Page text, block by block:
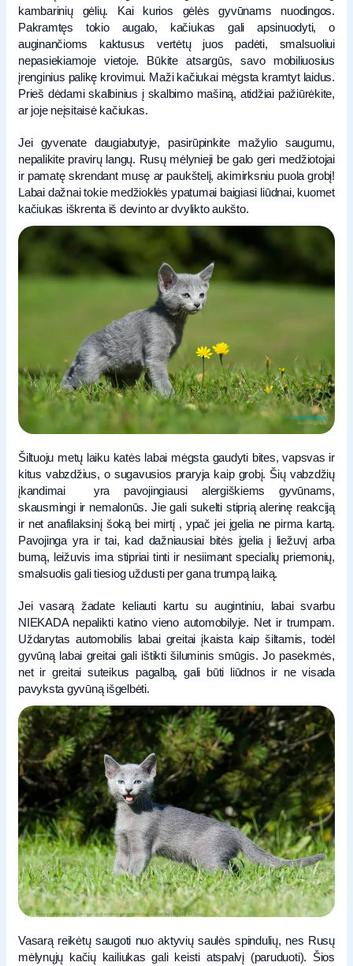
kambarinių gėlių. Kai kurios gėlės gyvūnams nuodingos.
Pakramtęs tokio augalo, kačiukas gali apsinuodyti, o
auginančioms kaktusus vertėtų juos padėti, smalsuoliui
nepasiekiamoje vietoje. Būkite atsargūs, savo mobiliuosius
įrenginius palikę krovimui. Maži kačiukai mėgsta kramtyt laidus.
Prieš dėdami skalbinius į skalbimo mašiną, atidžiai pažiūrėkite,
ar joje neįsitaisė kačiukas.
Jei gyvenate daugiabutyje, pasirūpinkite mažylio saugumu,
nepalikite pravirų langų. Rusų mėlynieji be galo geri medžiotojai
ir pamatę skrendant musę ar paukštelį, akimirksniu puola grobį!
Labai dažnai tokie medžioklės ypatumai baigiasi liūdnai, kuomet
kačiukas iškrenta iš devinto ar dvylikto aukšto.
Šiltuoju metų laiku katės labai mėgsta gaudyti bites, vapsvas ir
kitus vabzdžius, o sugavusios praryja kaip grobį. Šių vabzdžių
įkandimai yra pavojingiausi alergiškiems gyvūnams,
skausmingi ir nemalonūs. Jie gali sukelti stiprią alerinę reakciją
ir net anafilaksinį šoką bei mirtį , ypač jei įgelia ne pirma kartą.
Pavojinga yra ir tai, kad dažniausiai bitės įgelia į liežuvį arba
burną, leižuvis ima stipriai tinti ir nesiimant specialių priemonių,
smalsuolis gali tiesiog uždusti per gana trumpą laiką.
Jei vasarą žadate keliauti kartu su augintiniu, labai svarbu
NIEKADA nepalikti katino vieno automobilyje. Net ir trumpam.
Uždarytas automobilis labai greitai įkaista kaip šiltamis, todėl
gyvūną labai greitai gali ištikti šiluminis smūgis. Jo pasekmės,
net ir greitai suteikus pagalbą, gali būti liūdnos ir ne visada
pavyksta gyvūną išgelbėti.
Vasarą reikėtų saugoti nuo aktyvių saulės spindulių, nes Rusų
mėlynųjų kačių kailiukas gali keisti atspalvį (paruduoti). Šios